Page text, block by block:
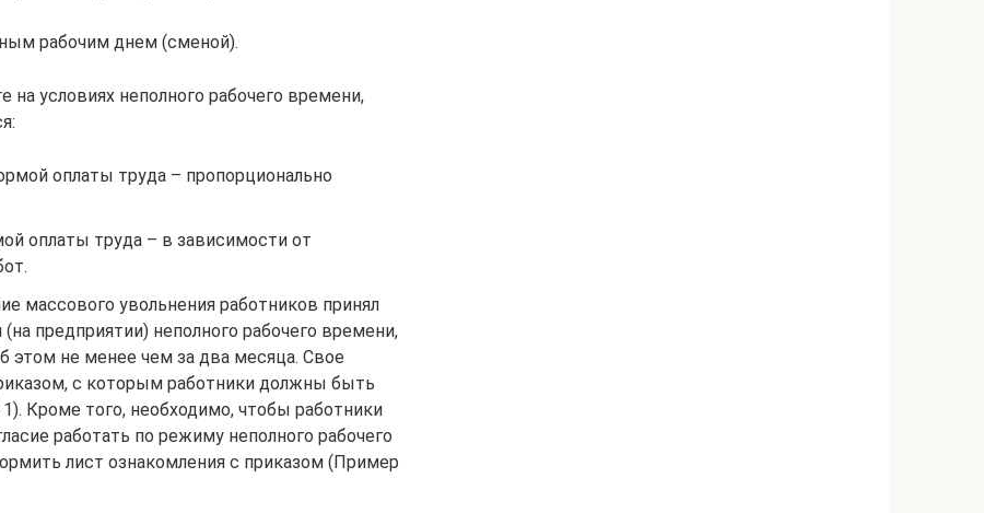
рабочим днем (сменой).
на условиях неполного рабочего времени,
оплаты труда – пропорционально
оплаты труда – в зависимости от
массового увольнения работников принял
предприятии) неполного рабочего времени,
этом не менее чем за два месяца. Свое
с которым работники должны быть
Кроме того, необходимо, чтобы работники
работать по режиму неполного рабочего
лист ознакомления с приказом (Пример